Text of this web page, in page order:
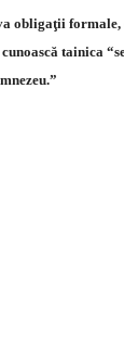
obligaţii
tainica